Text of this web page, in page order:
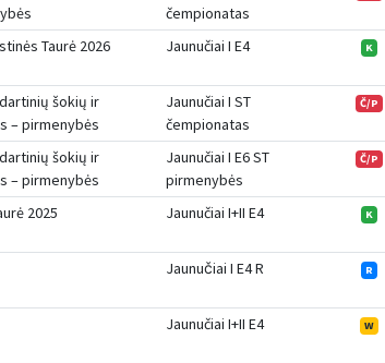
čempionatas
Taurė 2026 Jaunučiai I E4 K
šokių ir
– pirmenybės
Jaunučiai I ST
čempionatas
Č/P
šokių ir
– pirmenybės
Jaunučiai I E6 ST
pirmenybės
Č/P
2025 Jaunučiai I+II E4 K
Jaunučiai I E4 R R
Jaunučiai I+II E4 W